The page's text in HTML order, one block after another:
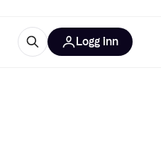
Logg inn